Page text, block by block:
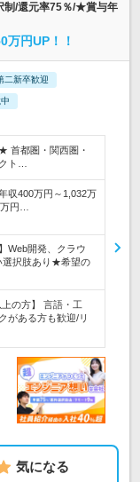
制/還元率75％/★賞与年
万円UP！！
二新卒歓迎
首都圏・関西圏・
ト…
収400万円～1,032万
円…
Web開発、クラウ
選択肢あり★希望の
の方】 言語・工
がある方も歓迎/リ
気になる